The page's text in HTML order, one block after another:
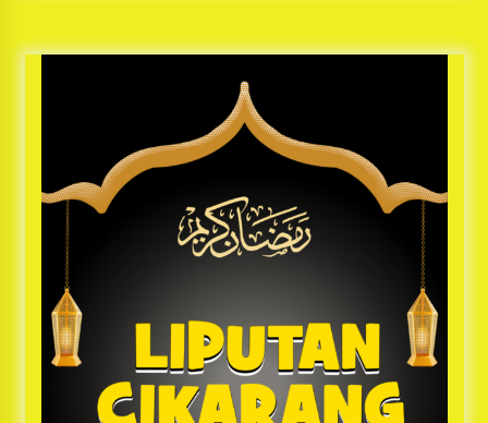
Jelang Ramadhan, Kecamatan Cikarang Pusat
Gelar STQ ke-VII
1 tahun ago